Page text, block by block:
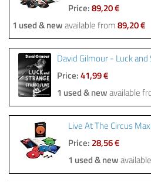
Price:89,20 €
1 used & newavailable from89,20 €
David Gilmour - Luck
Price:41,99 €
1 used & newavailable
Live At The Circus
Price: 28,56 €
1 used & new